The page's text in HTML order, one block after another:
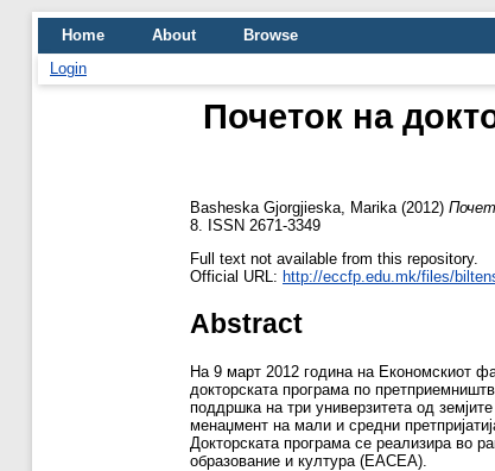
Home About
Browse
Login
Почеток на
Basheska Gjorgjieska, Marika (2012)
8. ISSN 2671-3349
Full text not available from this repository.
Official URL: http://eccfp.edu.mk/files/
Abstract
На 9 март 2012 година на Економскиот
докторската програма по
поддршка на три универзитета од
менаџмент на мали и средни
Докторската програма се реализира во
образование и култура (EACEA).